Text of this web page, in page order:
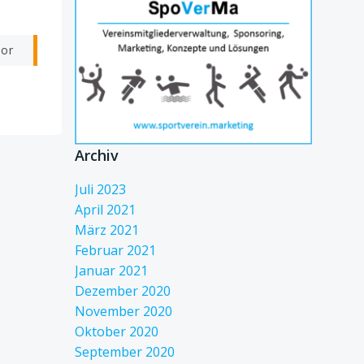
Archiv
Juli 2023
April 2021
März 2021
Februar 2021
Januar 2021
Dezember 2020
November 2020
Oktober 2020
September 2020